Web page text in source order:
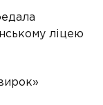
ліцею